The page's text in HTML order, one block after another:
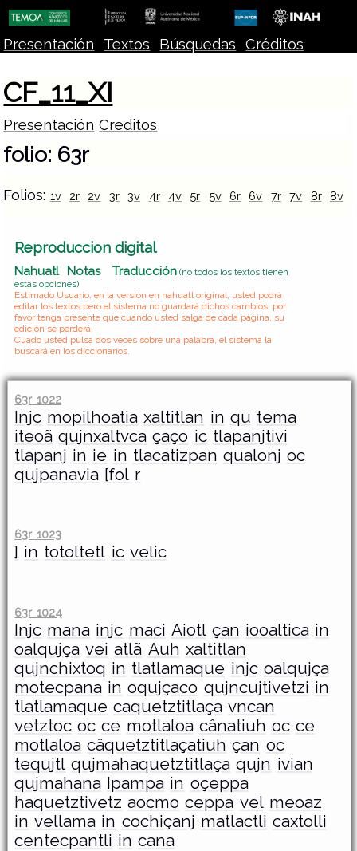
Presentación Textos Búsquedas Créditos
CF_11_XI
Presentación Creditos
folio: 63r
Folios: 1v 2r 2v 3r 3v 4r 4v 5r 5v 6r 6v 7r 7v 8r 8v
Reproduccion digital
Nahuatl Notas Traducción(no todos los textos tienen
estas opciones)
Estimado Usuario, en la versión en nahuatl original, usted podrá
editar los textos pero el sistema no guardará dichos cambios, por
favor tenga presente que cuando usted salga de cada página, su
edición se perderá.
Cuado usted pulsa dos veces sobre una palabra, el sistema la
buscará en los diccionarios.
63r 1022
Injc mopilhoatia xaltitlan in qu tema
iteoã qujnxaltvca çaço ic tlapanjtivi
tlapanj in ie in tlacatizpan qualonj oc
qujpanavia [fol r
63r 1023
] in totoltetl ic velic
63r 1024
Injc mana injc maci Aiotl çan iooaltica in
oalqujça vei atlã Auh xaltitlan
qujnchixtoq in tlatlamaque injc oalqujça
motecpana in oqujçaco qujncujtivetzi in
tlatlamaque caquetztitlaça vncan
vetztoc oc ce motlaloa cânatiuh oc ce
motlaloa câquetztitlaçatiuh çan oc
tequjtl qujmahaquetztitlaça qujn ivian
qujmahana Ipampa in oçeppa
haquetztivetz aocmo ceppa vel meoaz
in vellama in cochiçanj matlactli caxtolli
centecpantli in cana